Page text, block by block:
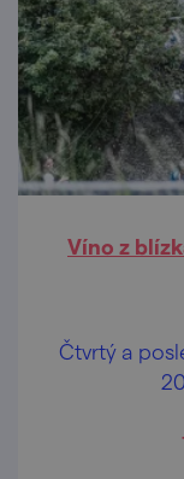
Víno z
Čtvrtý a